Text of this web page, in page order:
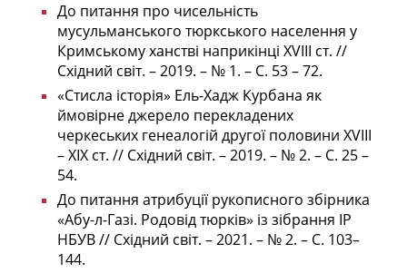
До питання про чисельність
мусульманського тюркського населення у
Кримському ханстві наприкінці XVIII ст. //
Східний світ. – 2019. – № 1. – С. 53 – 72.
«Стисла історія» Ель-Хадж Курбана як
ймовірне джерело перекладених
черкеських генеалогій другої половини XVIII
– XIX ст. // Східний світ. – 2019. – № 2. – С. 25 –
54.
До питання атрибуції рукописного збірника
«Абу-л-Газі. Родовід тюрків» із зібрання ІР
НБУВ // Східний світ. – 2021. – № 2. – С. 103–
144.